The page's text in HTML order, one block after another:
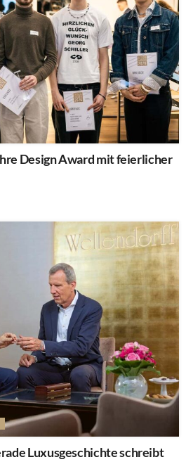
Design Award mit feierlicher
Luxusgeschichte schreibt